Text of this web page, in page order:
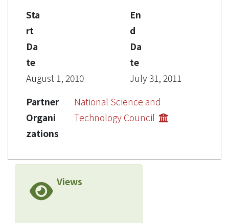
Sta
rt
Da
te
August 1, 2010
En
d
Da
te
July 31, 2011
Partner
Organi
zations
National Science and
Technology Council
Views